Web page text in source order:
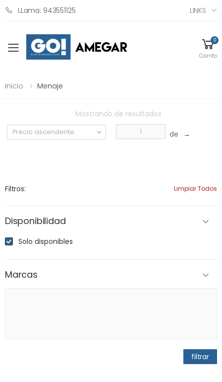
LLama: 943551125 LINKS
Toggle mobile menu
0
Carrito
Inicio Menaje
Mostrando de resultados
de →
Filtros: Limpiar Todos
Disponibilidad
Solo disponibles
Marcas
filtrar